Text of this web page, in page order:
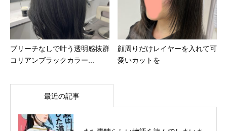
ブリーチなしで叶う透明感抜群
コリアンブラックカラー...
顔周りだけレイヤーを入れて可
愛いカットを
最近の記事